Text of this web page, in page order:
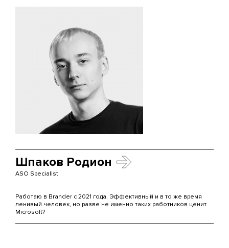
Шпаков Родион
ASO Specialist
Работаю в Brander с 2021 года. Эффективный и в то же время
ленивый человек, но разве не именно таких работников ценит
Microsoft?